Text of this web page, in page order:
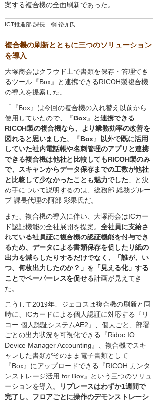
ICT推進部 課長 梢 裕介氏
案する複合機の全面刷新であった。
複合機の刷新とともに三つのソリューション
を導入
大塚商会はクラウド上で書類を保存・管理でき
るツール『Box』と連携できるRICOH製複合機
の導入を提案した。
「『Box』は今回の複合機の入れ替え以前から
使用していたので、『Box』
と連携できる
RICOH製の複合機なら、より業務効率の改善を
図れると思いました。『Box』 以外で既に活用
していた社内電話帳や名刺管理のアプリと連携
できる複合機は他社と比較してもRICOH製のみ
で、スキャンからデータ保存までの工数が他社
と比較して少なかったことも魅力でした 」と決
め手について説明するのは、総務部 総務グルー
プ 課長代理の阿部 彩果氏だ。
また、複合機の導入に伴い、大塚商会はICカー
ド認証機能の全社展開を提案。 全社員に支給さ
れている社員証に複合機の認証機能を付与でき
るため、データによる書類保存を促したり紙の
出力を減らしたりするだけでなく、「誰が、い
つ、何枚出力したのか？」を「見える化」する
ことでペーパーレスを促せる計画が見えてき
た。
こうして2019年、ジェコスは複合機の刷新と同
時に、ICカードによる個人認証に対応する『リ
コー 個人認証システムAE2』、個人ごと、部署
ごとの出力状況を可視化できる『Ridoc IO
Device Manager Accounting』、複合機でスキ
ャンした書類がそのまま電子書類として
『Box』にアップロードできる『RICOH カンタ
ンストレージ活用 for Box』という三つのソリュ
ーションを導入。
リプレースはわずか1週間で
完了し、フロアごとに操作のデモンストレーシ